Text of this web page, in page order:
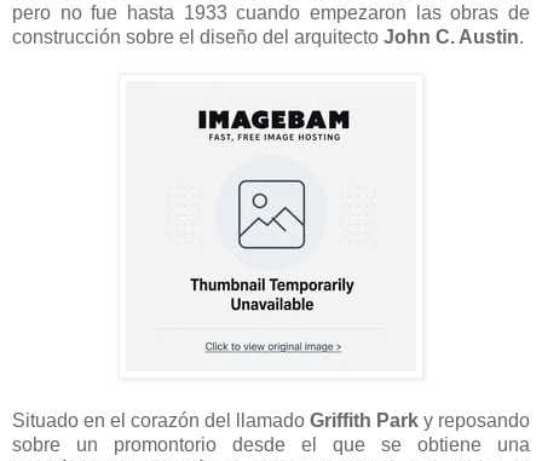
pero no fue hasta 1933 cuando empezaron las obras de
construcción sobre el diseño del arquitecto John C. Austin.
Situado en el corazón del llamado Griffith Park y reposando
sobre un promontorio desde el que se obtiene una